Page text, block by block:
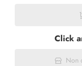
Click
Non